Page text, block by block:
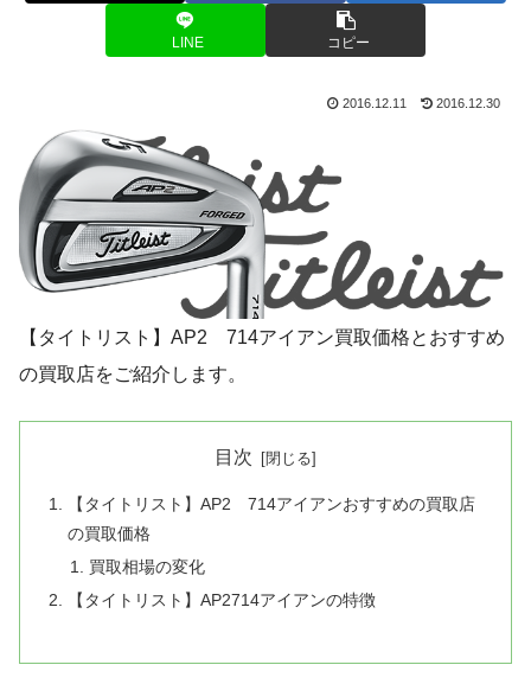
LINE コピー
2016.12.11 2016.12.30
【タイトリスト】AP2 714アイアン買取価格とおすすめ
の買取店をご紹介します。
目次
【タイトリスト】AP2 714アイアンおすすめの買取店
の買取価格
買取相場の変化
【タイトリスト】AP2714アイアンの特徴